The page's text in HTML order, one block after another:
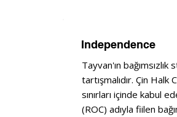
Independence
Tayvan'ın
tartışmalıdır. Çin
sınırları içinde kabul
(ROC) adıyla fiilen